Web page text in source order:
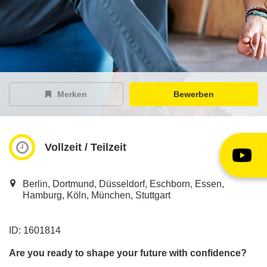
EY Careers Spotlight
der Karriere-Podcast
EY Joblight
Merken Bewerben
Vollzeit / Teilzeit
Berlin, Dortmund, Düsseldorf, Eschborn, Essen,
Hamburg, Köln, München, Stuttgart
ID: 1601814
Are you ready to shape your future with confidence?